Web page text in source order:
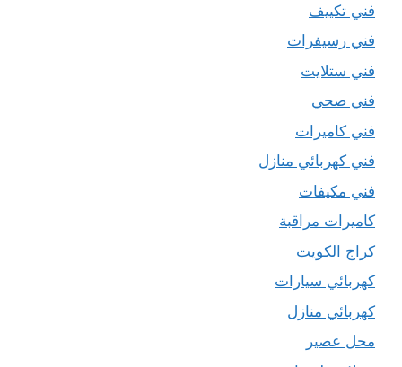
فني تكييف
فني رسيفرات
فني ستلايت
فني صحي
فني كاميرات
فني كهربائي منازل
فني مكيفات
كاميرات مراقبة
كراج الكويت
كهربائي سيارات
كهربائي منازل
محل عصير